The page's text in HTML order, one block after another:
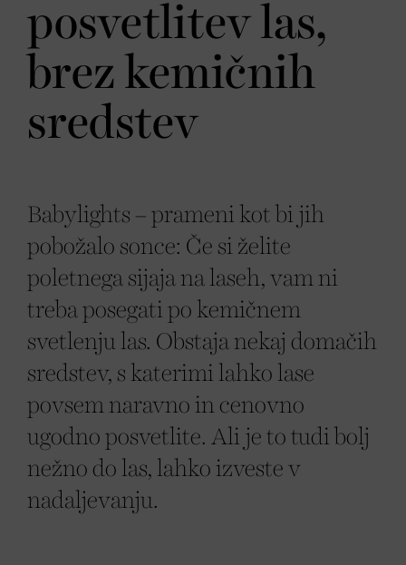
posvetlitev las,
brez kemičnih
sredstev
Babylights – prameni kot bi jih
pobožalo sonce: Če si želite
poletnega sijaja na laseh, vam ni
treba posegati po kemičnem
svetlenju las. Obstaja nekaj domačih
sredstev, s katerimi lahko lase
povsem naravno in cenovno
ugodno posvetlite. Ali je to tudi bolj
nežno do las, lahko izveste v
nadaljevanju.